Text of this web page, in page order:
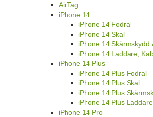
AirTag
iPhone 14
iPhone 14 Fodral
iPhone 14 Skal
iPhone 14 Skärmskydd
iPhone 14 Laddare,
iPhone 14 Plus
iPhone 14 Plus Fodral
iPhone 14 Plus Skal
iPhone 14 Plus
iPhone 14 Plus
iPhone 14 Pro